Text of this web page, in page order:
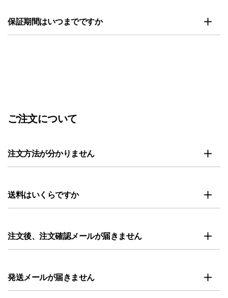
保証期間はいつまでですか
ご注文について
注文方法が分かりません
送料はいくらですか
注文後、注文確認メールが届きません
発送メールが届きません